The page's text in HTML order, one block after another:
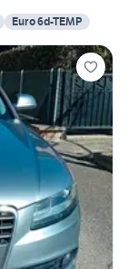
Euro 6d-TEMP